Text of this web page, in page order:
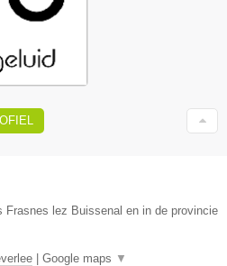
Frasnes lez Buissenal en in de provincie
Google maps ▼